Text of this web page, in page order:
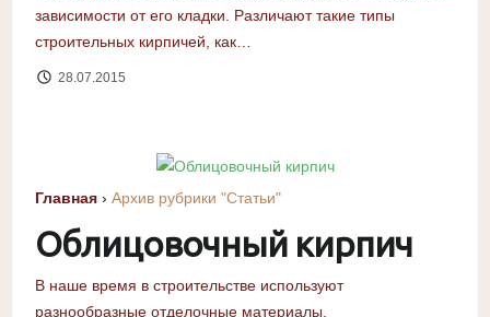
зависимости от его кладки. Различают такие типы
строительных кирпичей, как…
28.07.2015
Главная › Архив рубрики "Статьи"
Облицовочный кирпич
В наше время в строительстве используют
разнообразные отделочные материалы,